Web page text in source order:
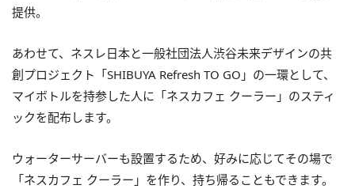
提供。
あわせて、ネスレ日本と一般社団法人渋谷未来デザインの共
創プロジェクト「SHIBUYA Refresh TO GO」の一環として、
マイボトルを持参した人に「ネスカフェ クーラー」のスティ
ックを配布します。
ウォーターサーバーも設置するため、好みに応じてその場で
「ネスカフェ クーラー」を作り、持ち帰ることもできます。